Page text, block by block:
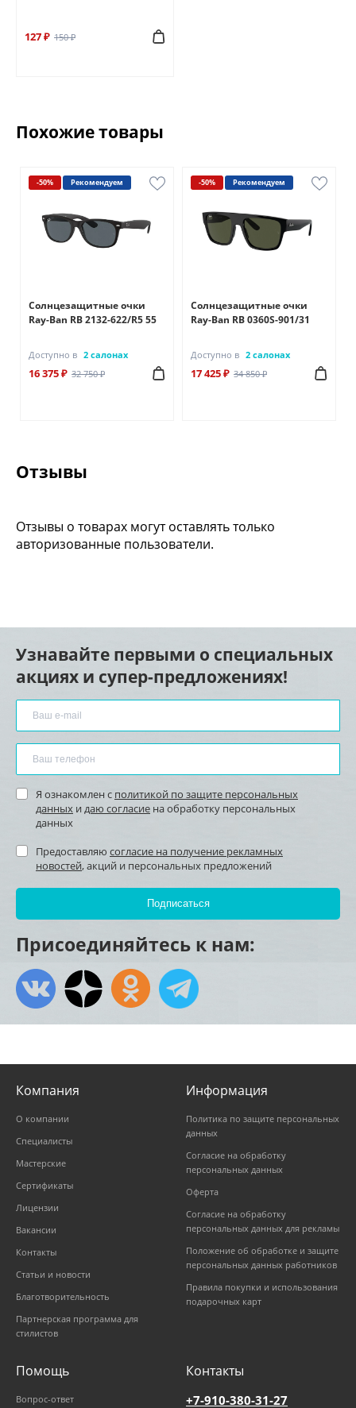
127 ₽ 150 ₽
Похожие товары
-50% Рекомендуем
Солнцезащитные очки
Ray-Ban RB 2132-622/R5 55
Доступно в 2 салонах
16 375 ₽ 32 750 ₽
-50% Рекомендуем
Солнцезащитные очки
Ray-Ban RB 0360S-901/31
Доступно в 2 салонах
17 425 ₽ 34 850 ₽
Отзывы
Отзывы о товарах могут оставлять только
авторизованные пользователи.
Узнавайте первыми о специальных
акциях и супер-предложениях!
Я ознакомлен с политикой по защите персональных
данных и даю согласие на обработку персональных
данных
Предоставляю согласие на получение рекламных
новостей, акций и персональных предложений
Присоединяйтесь к нам:
Компания
О компании
Специалисты
Мастерские
Сертификаты
Лицензии
Вакансии
Контакты
Статьи и новости
Благотворительность
Партнерская программа для
стилистов
Информация
Политика по защите персональных
данных
Согласие на обработку
персональных данных
Оферта
Согласие на обработку
персональных данных для рекламы
Положение об обработке и защите
персональных данных работников
Правила покупки и использования
подарочных карт
Помощь
Вопрос-ответ
Контакты
+7-910-380-31-27